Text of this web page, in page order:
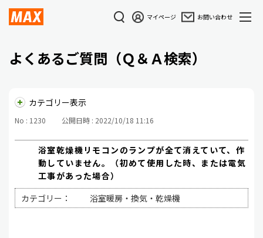
マイページ お問い合わせ
よくあるご質問（Ｑ＆Ａ検索）
カテゴリー表示
No : 1230 公開日時 : 2022/10/18 11:16
浴室乾燥機リモコンのランプが全て消えていて、作
動していません。（初めて使用した時、または電気
工事があった場合）
カテゴリー：
浴室暖房・換気・乾燥機